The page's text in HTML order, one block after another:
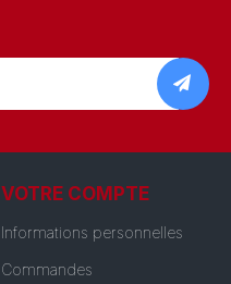
VOTRE COMPTE
Informations personnelles
Commandes